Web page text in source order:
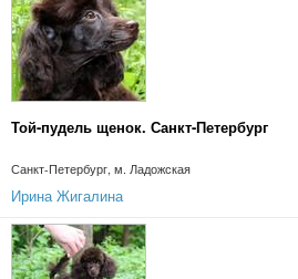
Той-пудель щенок. Санкт-Петербург
Санкт-Петербург, м. Ладожская
Ирина Жигалина